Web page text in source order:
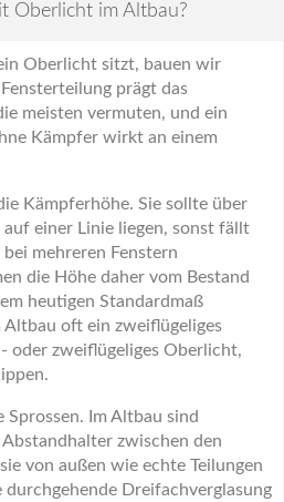
Oberlicht im Altbau?
Oberlicht sitzt, bauen wir
prägt das
meisten vermuten, und ein
Kämpfer wirkt an einem
Kämpferhöhe. Sie sollte über
auf einer Linie liegen, sonst fällt
mehreren Fenstern
die Höhe daher vom Bestand
heutigen Standardmaß
oft ein zweiflügeliges
oder zweiflügeliges Oberlicht,
Im Altbau sind
zwischen den
von außen wie echte Teilungen
Dreifachverglasung